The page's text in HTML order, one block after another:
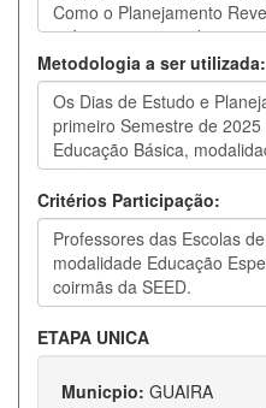
Metodologia a ser utilizada:
Critérios Participação:
ETAPA UNICA
Municpio: GUAIRA